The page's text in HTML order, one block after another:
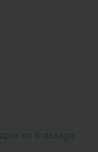
en massage